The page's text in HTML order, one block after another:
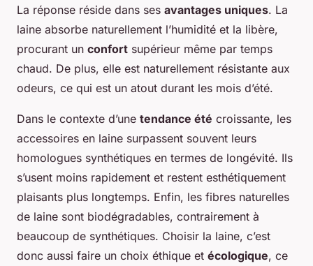
La réponse réside dans ses avantages uniques. La
laine absorbe naturellement l’humidité et la libère,
procurant un confort supérieur même par temps
chaud. De plus, elle est naturellement résistante aux
odeurs, ce qui est un atout durant les mois d’été.
Dans le contexte d’une tendance été croissante, les
accessoires en laine surpassent souvent leurs
homologues synthétiques en termes de longévité. Ils
s’usent moins rapidement et restent esthétiquement
plaisants plus longtemps. Enfin, les fibres naturelles
de laine sont biodégradables, contrairement à
beaucoup de synthétiques. Choisir la laine, c’est
donc aussi faire un choix éthique et écologique, ce